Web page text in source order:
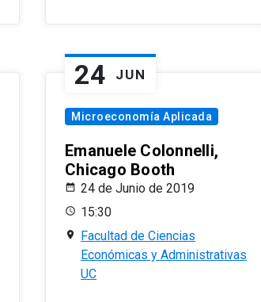
24 JUN
Microeconomía Aplicada
Emanuele Colonnelli,
Chicago Booth
24 de Junio de 2019
15:30
Facultad de Ciencias
Económicas y Administrativas
UC